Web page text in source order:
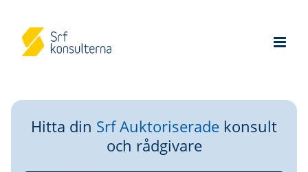
Hitta din Srf Auktoriserade konsult
och rådgivare